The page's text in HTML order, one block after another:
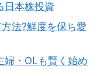
日本株投資
法?鮮度を保ち愛
婦・OLも賢く始め